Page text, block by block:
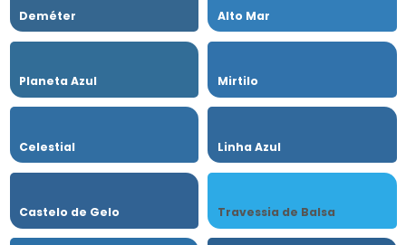
Deméter Alto Mar
Planeta Azul Mirtilo
Celestial Linha Azul
Castelo de Gelo Travessia de Balsa